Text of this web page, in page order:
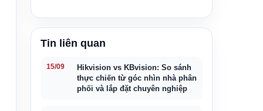
Tin liên quan
15/09
Hikvision vs KBvision: So sánh
thực chiến từ góc nhìn nhà phân
phối và lắp đặt chuyên nghiệp